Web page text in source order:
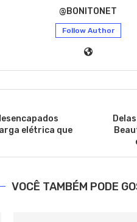
@BONITONET
Follow Author
elétrica que
VOCÊ TAMBÉM PODE